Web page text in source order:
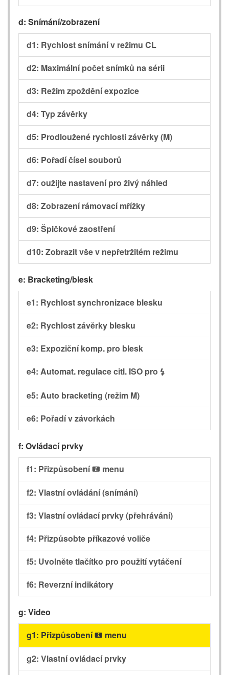
d: Snímání/zobrazení
d1: Rychlost snímání v režimu CL
d2: Maximální počet snímků na sérii
d3: Režim zpoždění expozice
d4: Typ závěrky
d5: Prodloužené rychlosti závěrky (M)
d6: Pořadí čísel souborů
d7: oužijte nastavení pro živý náhled
d8: Zobrazení rámovací mřížky
d9: Špičkové zaostření
d10: Zobrazit vše v nepřetržitém režimu
e: Bracketing/blesk
e1: Rychlost synchronizace blesku
e2: Rychlost závěrky blesku
e3: Expoziční komp. pro blesk
e4: Automat. regulace citl. ISO pro c
e5: Auto bracketing (režim M)
e6: Pořadí v závorkách
f: Ovládací prvky
f1: Přizpůsobení i menu
f2: Vlastní ovládání (snímání)
f3: Vlastní ovládací prvky (přehrávání)
f4: Přizpůsobte příkazové voliče
f5: Uvolněte tlačítko pro použití vytáčení
f6: Reverzní indikátory
g: Video
g1: Přizpůsobení i menu
g2: Vlastní ovládací prvky